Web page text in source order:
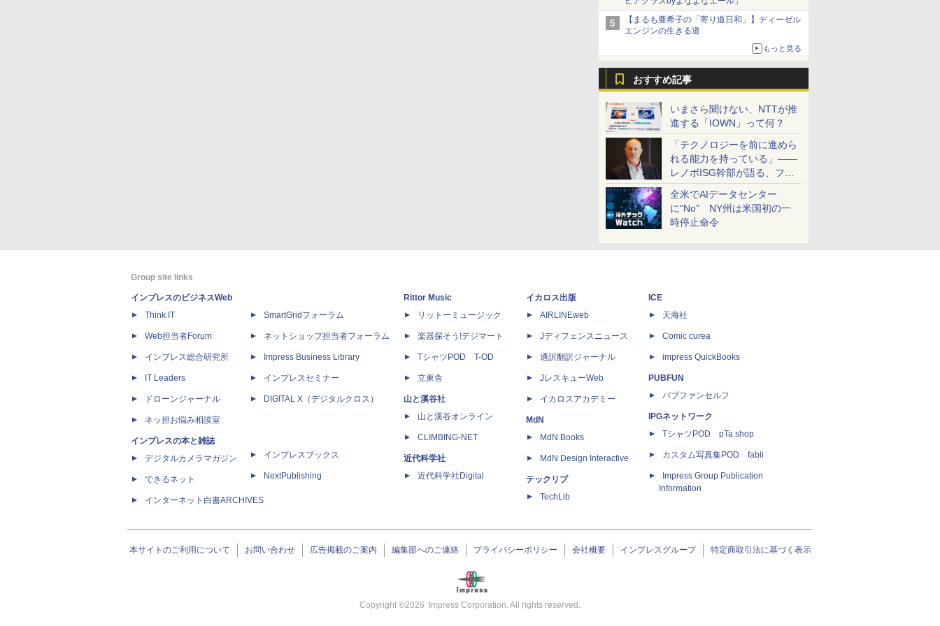
【まるも亜希子の「寄り道日和」】ディーゼル
エンジンの生きる道
もっと見る
おすすめ記事
いまさら聞けない、NTTが推
進する「IOWN」って何？
「テクノロジーを前に進めら
れる能力を持っている」――
レノボISG幹部が語る、フル
スタックと水冷技術の強み
全米でAIデータセンター
に“No” NY州は米国初の一
時停止命令
Group site links
インプレスのビジネスWeb
Think IT
Web担当者Forum
インプレス総合研究所
IT Leaders
ドローンジャーナル
ネッ担お悩み相談室
インプレスの本と雑誌
デジタルカメラマガジン
できるネット
インターネット白書ARCHIVES
SmartGridフォーラム
ネットショップ担当者フォーラム
Impress Business Library
インプレスセミナー
DIGITAL X（デジタルクロス）
インプレスブックス
NextPublishing
Rittor Music
リットーミュージック
楽器探そう!デジマート
TシャツPOD T-OD
立東舎
山と溪谷社
山と溪谷オンライン
CLIMBING-NET
近代科学社
近代科学社Digital
イカロス出版
AIRLINEweb
Jディフェンスニュース
通訳翻訳ジャーナル
JレスキューWeb
イカロスアカデミー
MdN
MdN Books
MdN Design Interactive
テックリブ
TechLib
ICE
天海社
Comic curea
impress QuickBooks
PUBFUN
パブファンセルフ
IPGネットワーク
TシャツPOD pTa.shop
カスタム写真集POD fabli
Impress Group Publication
Information
本サイトのご利用について お問い合わせ 広告掲載のご案内 編集部へのご連絡 プライバシーポリシー 会社概要 インプレスグループ 特定商取引法に基づく表示
Copyright ©2026 Impress Corporation. All rights reserved.